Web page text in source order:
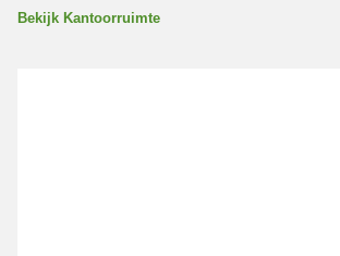
Bekijk Kantoorruimte